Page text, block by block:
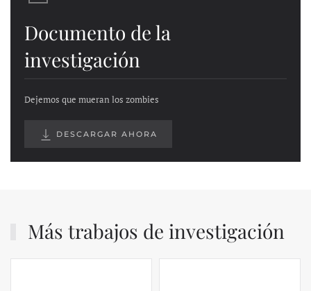
Documento de la
investigación
Dejemos que mueran los zombies
DESCARGAR AHORA
Más trabajos de investigación